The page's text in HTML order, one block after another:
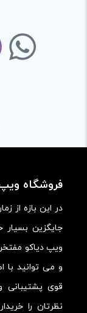
فروشگاه
در این بازه از
جایگزین بسیار
ویپ دیاکو
و می توانید با
قوی پشتیبانی
نظرتان را